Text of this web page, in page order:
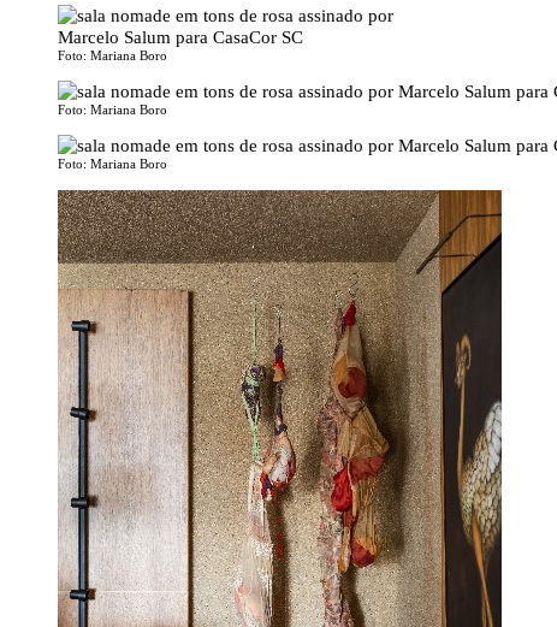
Foto: Mariana Boro
Foto: Mariana Boro
Foto: Mariana Boro